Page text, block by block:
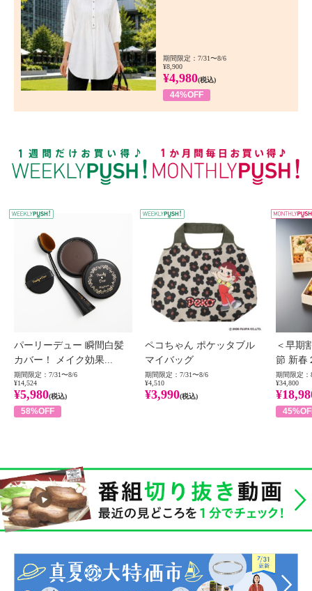
期間限定：7/31〜8/6
¥8,900
¥4,980(税込)
44%OFF
WEEKLY PUSH
パーリーデュー 瞬間白髪
カバー！ メイク効果...
期間限定：7/31〜8/6
¥14,524
¥5,980(税込)
58%OFF
ペコちゃん ポケッタブル
マイバッグ
期間限定：7/31〜8/6
¥4,510
¥3,990(税込)
＜早期
節 新春
期間限定：
¥34,800